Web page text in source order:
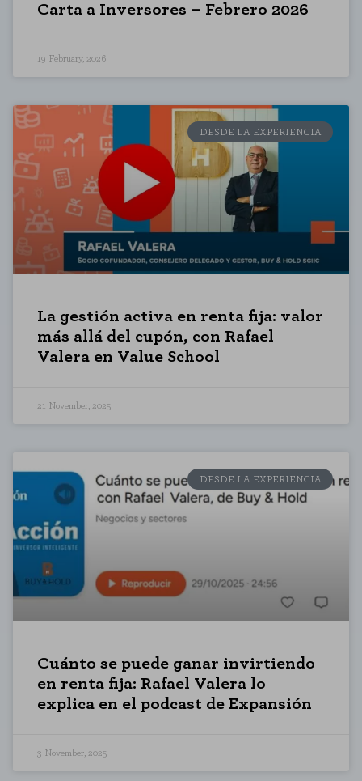
Carta a Inversores – Febrero 2026
19 February, 2026
DESDE LA EXPERIENCIA
La gestión activa en renta fija: valor
más allá del cupón, con Rafael
Valera en Value School
21 November, 2025
DESDE LA EXPERIENCIA
Cuánto se puede ganar invirtiendo
en renta fija: Rafael Valera lo
explica en el podcast de Expansión
3 November, 2025
COOKIE SETTINGS